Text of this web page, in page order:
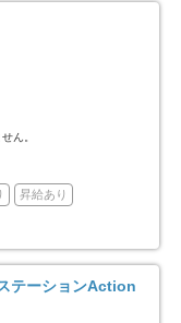
23
ん。
昇給あり
テーションAction